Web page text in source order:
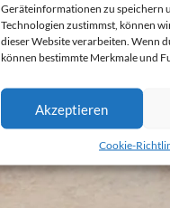
Geräteinformationen zu speichern
Technologien zustimmst, können
dieser Website verarbeiten. Wenn
können bestimmte Merkmale und
Akzeptieren
Cookie-